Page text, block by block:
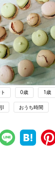
0歳 1歳
おうち時間